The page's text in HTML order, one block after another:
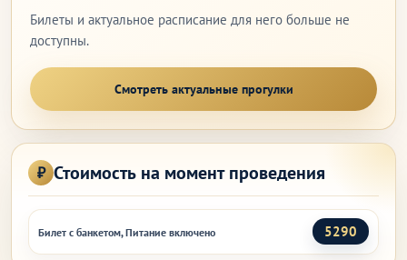
Билеты и актуальное расписание для него больше не
доступны.
Смотреть актуальные прогулки
Стоимость на момент проведения
Билет с банкетом, Питание включено 5290